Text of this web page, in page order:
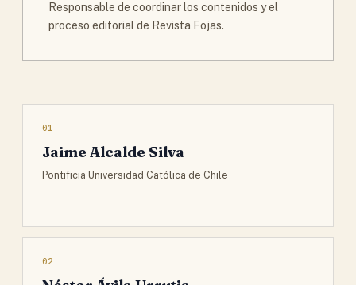
Responsable de coordinar los contenidos y el
proceso editorial de Revista Fojas.
01
Jaime Alcalde Silva
Pontificia Universidad Católica de Chile
02